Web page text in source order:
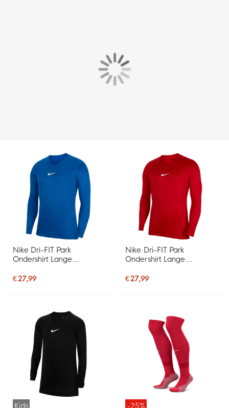
Nike Dri-FIT Park
Ondershirt Lange
€ 27,99
Nike Dri-FIT Park
Ondershirt Lange
€ 27,99
Kids -25%